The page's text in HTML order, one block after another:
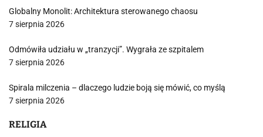
Globalny Monolit: Architektura sterowanego chaosu
7 sierpnia 2026
Odmówiła udziału w „tranzycji”. Wygrała ze szpitalem
7 sierpnia 2026
Spirala milczenia – dlaczego ludzie boją się mówić, co myślą
7 sierpnia 2026
RELIGIA